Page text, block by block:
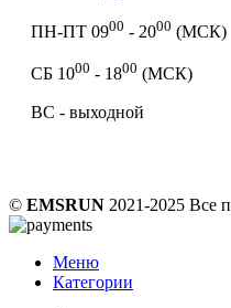
ПН-ПТ 0900 - 2000 (МСК)
СБ 1000 - 1800 (МСК)
ВС - выходной
© EMSRUN 2021-2025 Все
Меню
Категории